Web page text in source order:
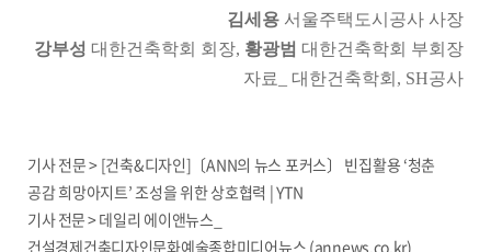
김세용 서울주택도시공사 사장
강부성 대한건축학회 회장, 황광범 대한건축학회 부회장
자료_ 대한건축학회, SH공사
기사 전문 > [건축&디자인]〔ANN의 뉴스 포커스〕 빈집활용 ‘청춘
공감 희망아지트’ 조성을 위한 상호협력 | YTN
기사 전문 >데일리 에이앤뉴스_
건설경제건축디자인문화예술종합미디어뉴스 (annews.co.kr)